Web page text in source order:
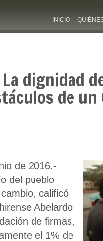
INICIO
dignidad
de un
de 2016.-
del pueblo
calificó
Abelardo
de firmas,
el 1% de